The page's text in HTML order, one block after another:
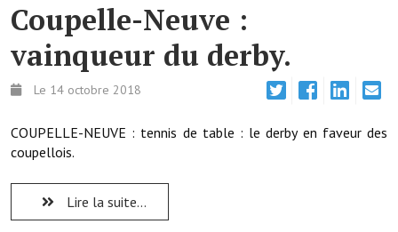
VOTRE MAIRIE
Elus et agents
L'équipe municipale
Le personnel municipal
Note de synthèse financière
Coupelle-Neuve :
vainqueur du derby.
Le 14 octobre 2018
COUPELLE-NEUVE : tennis de table : le derby en faveur des
coupellois.
Lire la suite...